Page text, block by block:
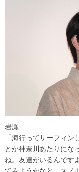
岩瀬
「海行ってサーフィ
とか神奈川あたりにな
ね。友達がいるんです